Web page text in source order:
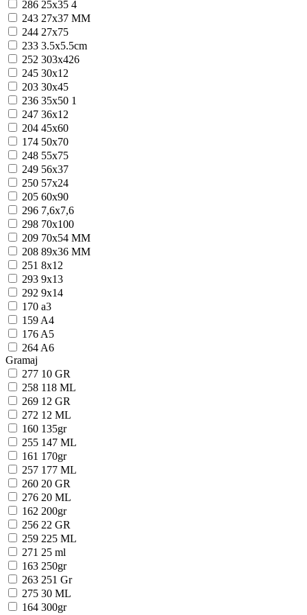
286 25x35 4
243 27x37 MM
244 27x75
233 3.5x5.5cm
252 303x426
245 30x12
203 30x45
236 35x50 1
247 36x12
204 45x60
174 50x70
248 55x75
249 56x37
250 57x24
205 60x90
296 7,6x7,6
298 70x100
209 70x54 MM
208 89x36 MM
251 8x12
293 9x13
292 9x14
170 a3
159 A4
176 A5
264 A6
Gramaj
277 10 GR
258 118 ML
269 12 GR
272 12 ML
160 135gr
255 147 ML
161 170gr
257 177 ML
260 20 GR
276 20 ML
162 200gr
256 22 GR
259 225 ML
271 25 ml
163 250gr
263 251 Gr
275 30 ML
164 300gr